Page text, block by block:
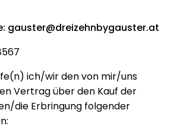
gauster@dreizehnbygauster.at
ich/wir den von mir/uns
Vertrag über den Kauf der
die Erbringung folgender